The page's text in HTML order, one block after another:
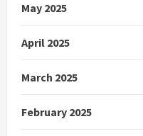
May 2025
April 2025
March 2025
February 2025